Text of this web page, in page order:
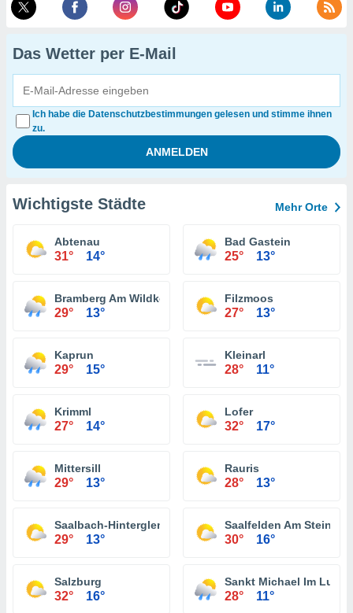
Das Wetter per E-Mail
Ich habe die Datenschutzbestimmungen gelesen und stimme ihnen
zu.
Wichtigste Städte Mehr Orte
Abtenau
31° 14°
Bad Gastein
25° 13°
Bramberg Am Wildkogel
29° 13°
Filzmoos
27° 13°
Kaprun
29° 15°
Kleinarl
28° 11°
Krimml
27° 14°
Lofer
32° 17°
Mittersill
29° 13°
Rauris
28° 13°
Saalbach-Hinterglemm
29° 13°
Saalfelden Am
30° 16°
Salzburg
32° 16°
Sankt Michael Im
28° 11°